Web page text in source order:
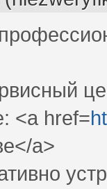
<a href=
a>